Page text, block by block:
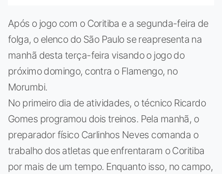
Após o jogo com o Coritiba e a segunda-feira de
folga, o elenco do São Paulo se reapresenta na
manhã desta terça-feira visando o jogo do
próximo domingo, contra o Flamengo, no
Morumbi.
No primeiro dia de atividades, o técnico Ricardo
Gomes programou dois treinos. Pela manhã, o
preparador físico Carlinhos Neves comanda o
trabalho dos atletas que enfrentaram o Coritiba
por mais de um tempo. Enquanto isso, no campo,